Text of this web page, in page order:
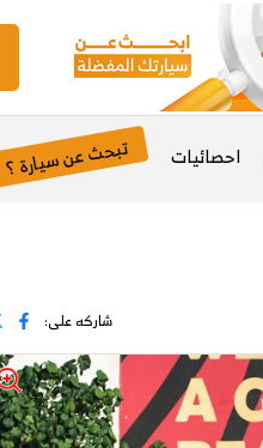
احصائيات تبحث عن سيارة ؟
شاركه على: